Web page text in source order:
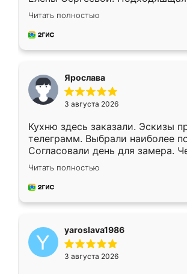
короткие сроки изготовления.
для замера сотрудник Владислав
предложил по моему эскизу
Читать полностью
Ярослава
3 августа 2026
Кухню здесь заказали. Эскизы
телеграмм. Выбрали наиболее
Согласовали день для замера.
недели кухня была уже готова.
довольны работой. Спасибо
мебель за качественную работу!
Читать полностью
yaroslava1986
3 августа 2026